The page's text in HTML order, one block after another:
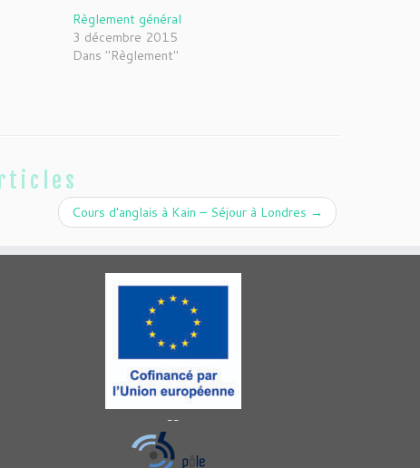
Règlement général
3 décembre 2015
Dans "Règlement"
Cours d’anglais à Kain – Séjour à Londres →
--